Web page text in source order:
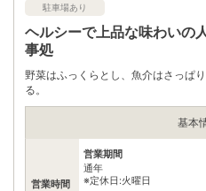
JR日豊線別府駅下車、西口
駐車場
無料（690台）
電話番号
0977661577
※ 掲載情報は変更になる場合があります
問合せください。
※ 料金情報は税込・税抜表記が混ざって
自身でお問合せください。
駐車場あり
ヘルシーで上品な味わいの
事処
野菜はふっくらとし、魚介はさっぱ
る。
基本
営業時間
営業期間
通年
※定休日:火曜日